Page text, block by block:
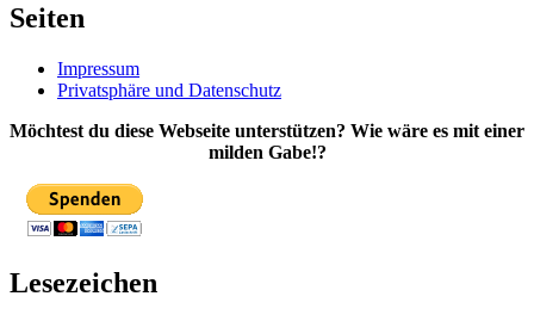
Seiten
Impressum
Privatsphäre und Datenschutz
Möchtest du diese Webseite unterstützen? Wie wäre es mit einer
milden Gabe!?
Lesezeichen